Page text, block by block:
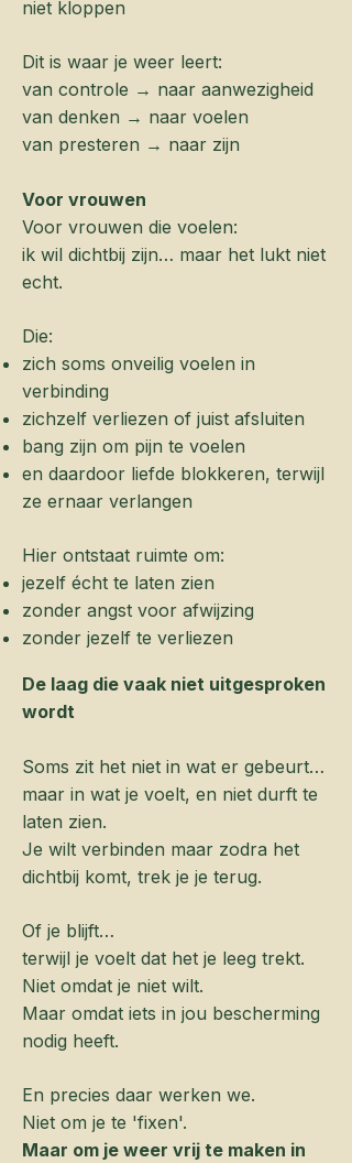
niet kloppen
Dit is waar je weer leert:
van controle → naar aanwezigheid
van denken → naar voelen
van presteren → naar zijn
Voor vrouwen
Voor vrouwen die voelen:
ik wil dichtbij zijn… maar het lukt niet
echt.
Die:
zich soms onveilig voelen in
verbinding
zichzelf verliezen of juist afsluiten
bang zijn om pijn te voelen
en daardoor liefde blokkeren, terwijl
ze ernaar verlangen
Hier ontstaat ruimte om:
jezelf écht te laten zien
zonder angst voor afwijzing
zonder jezelf te verliezen
De laag die vaak niet uitgesproken
wordt
Soms zit het niet in wat er gebeurt…
maar in wat je voelt, en niet durft te
laten zien.
Je wilt verbinden maar zodra het
dichtbij komt, trek je je terug.
Of je blijft…
terwijl je voelt dat het je leeg trekt.
Niet omdat je niet wilt.
Maar omdat iets in jou bescherming
nodig heeft.
En precies daar werken we.
Niet om je te 'fixen'.
Maar om je weer vrij te maken in